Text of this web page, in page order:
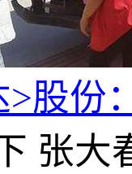
>股份
张大